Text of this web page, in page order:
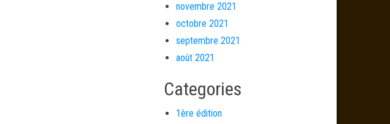
novembre 2021
octobre 2021
septembre 2021
août 2021
Categories
1ère édition